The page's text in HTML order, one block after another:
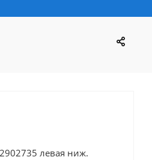
левая ниж.